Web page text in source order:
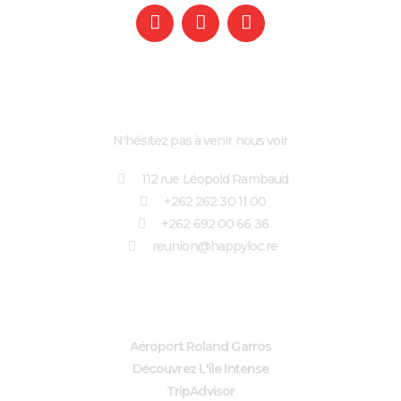
N'hésitez pas à venir nous voir
112 rue Léopold Rambaud
+262 262 30 11 00
+262 692 00 66 36
reunion@happyloc.re
Aéroport Roland Garros
Découvrez L'île Intense
TripAdvisor